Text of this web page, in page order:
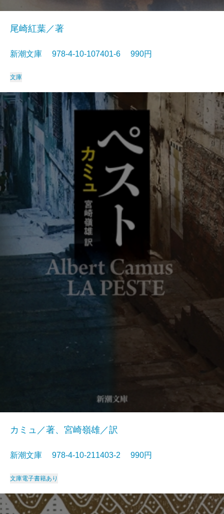
尾崎紅葉／著
新潮文庫 978-4-10-107401-6 990円
文庫
カミュ／著、宮崎嶺雄／訳
新潮文庫 978-4-10-211403-2 990円
文庫電子書籍あり